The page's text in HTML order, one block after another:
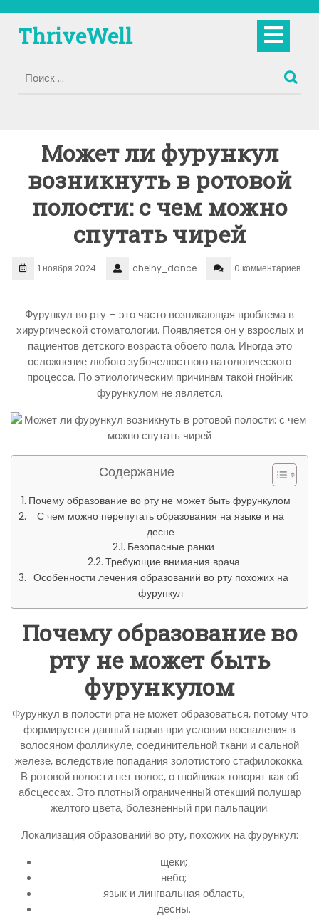
содержимому
ThriveWell
Может ли фурункул
возникнуть в ротовой
полости: с чем можно
спутать чирей
1 ноября 2024 chelny_dance 0 комментариев
Фурункул во рту – это часто возникающая проблема в
хирургической стоматологии. Появляется он у взрослых и
пациентов детского возраста обоего пола. Иногда это
осложнение любого зубочелюстного патологического
процесса. По этиологическим причинам такой гнойник
фурункулом не является.
Содержание
Почему образование во рту не может быть фурункулом
С чем можно перепутать образования на языке и на
десне
Безопасные ранки
Требующие внимания врача
Особенности лечения образований во рту похожих на
фурункул
Почему образование во
рту не может быть
фурункулом
Фурункул в полости рта не может образоваться, потому что
формируется данный нарыв при условии воспаления в
волосяном фолликуле, соединительной ткани и сальной
железе, вследствие попадания золотистого стафилококка.
В ротовой полости нет волос, о гнойниках говорят как об
абсцессах. Это плотный ограниченный отекший полушар
желтого цвета, болезненный при пальпации.
Локализация образований во рту, похожих на фурункул:
щеки;
небо;
язык и лингвальная область;
десны.